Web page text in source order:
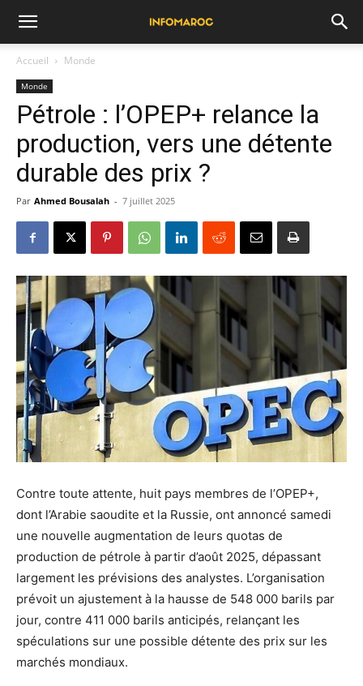
Accueil Monde
Monde
Pétrole : l’OPEP+ relance la
production, vers une détente
durable des prix ?
Par Ahmed Bousalah - 7 juillet 2025
Contre toute attente, huit pays membres de l’OPEP+,
dont l’Arabie saoudite et la Russie, ont annoncé samedi
une nouvelle augmentation de leurs quotas de
production de pétrole à partir d’août 2025, dépassant
largement les prévisions des analystes. L’organisation
prévoit un ajustement à la hausse de 548 000 barils par
jour, contre 411 000 barils anticipés, relançant les
spéculations sur une possible détente des prix sur les
marchés mondiaux.